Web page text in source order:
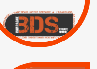
| Boycott militaire |
Lettres d'interpellation